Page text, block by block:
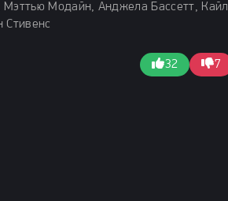
Модайн, Анджела Бассетт, Кайл
Стивенс
32 7